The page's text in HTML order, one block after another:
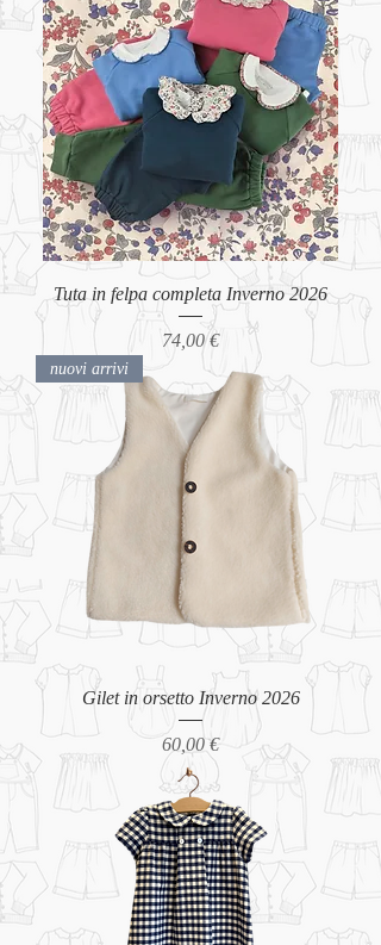
Tuta in felpa completa Inverno 2026
Prezzo
74,00 €
nuovi arrivi
Gilet in orsetto Inverno 2026
Prezzo
60,00 €